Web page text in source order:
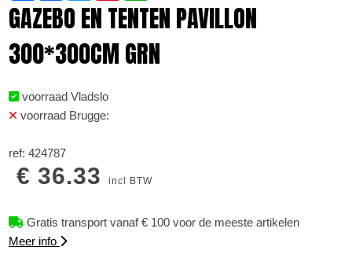
GAZEBO EN TENTEN PAVILLON
300*300CM GRN
voorraad Vladslo
voorraad Brugge:
ref: 424787
€ 36.33incl BTW
Gratis transport vanaf € 100 voor de meeste artikelen
Meer info